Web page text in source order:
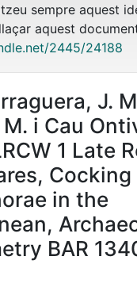
sempre aquest
aquest
2445/24188
J.
i Cau
1 Late
Cocking
in the
BAR